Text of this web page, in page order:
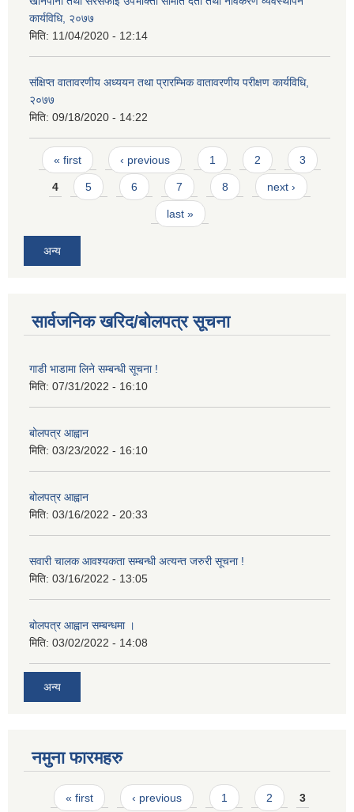
कार्यविधि, २०७७
मिति: 11/04/2020 - 12:14
संक्षिप्त वातावरणीय अध्ययन तथा प्रारम्भिक वातावरणीय परीक्षण कार्यविधि,
२०७७
मिति: 09/18/2020 - 14:22
Pages
« first ‹ previous 1 2 3
4 5 6 7 8 next ›
last »
अन्य
सार्वजनिक खरिद/बोलपत्र सूचना
गाडी भाडामा लिने सम्बन्धी सूचना !
मिति: 07/31/2022 - 16:10
बोलपत्र आह्वान
मिति: 03/23/2022 - 16:10
बोलपत्र आह्वान
मिति: 03/16/2022 - 20:33
सवारी चालक आवश्यकता सम्बन्धी अत्यन्त जरुरी सूचना !
मिति: 03/16/2022 - 13:05
बोलपत्र आह्वान सम्बन्धमा ।
मिति: 03/02/2022 - 14:08
अन्य
नमुना फारमहरु
Pages
« first ‹ previous 1 2 3